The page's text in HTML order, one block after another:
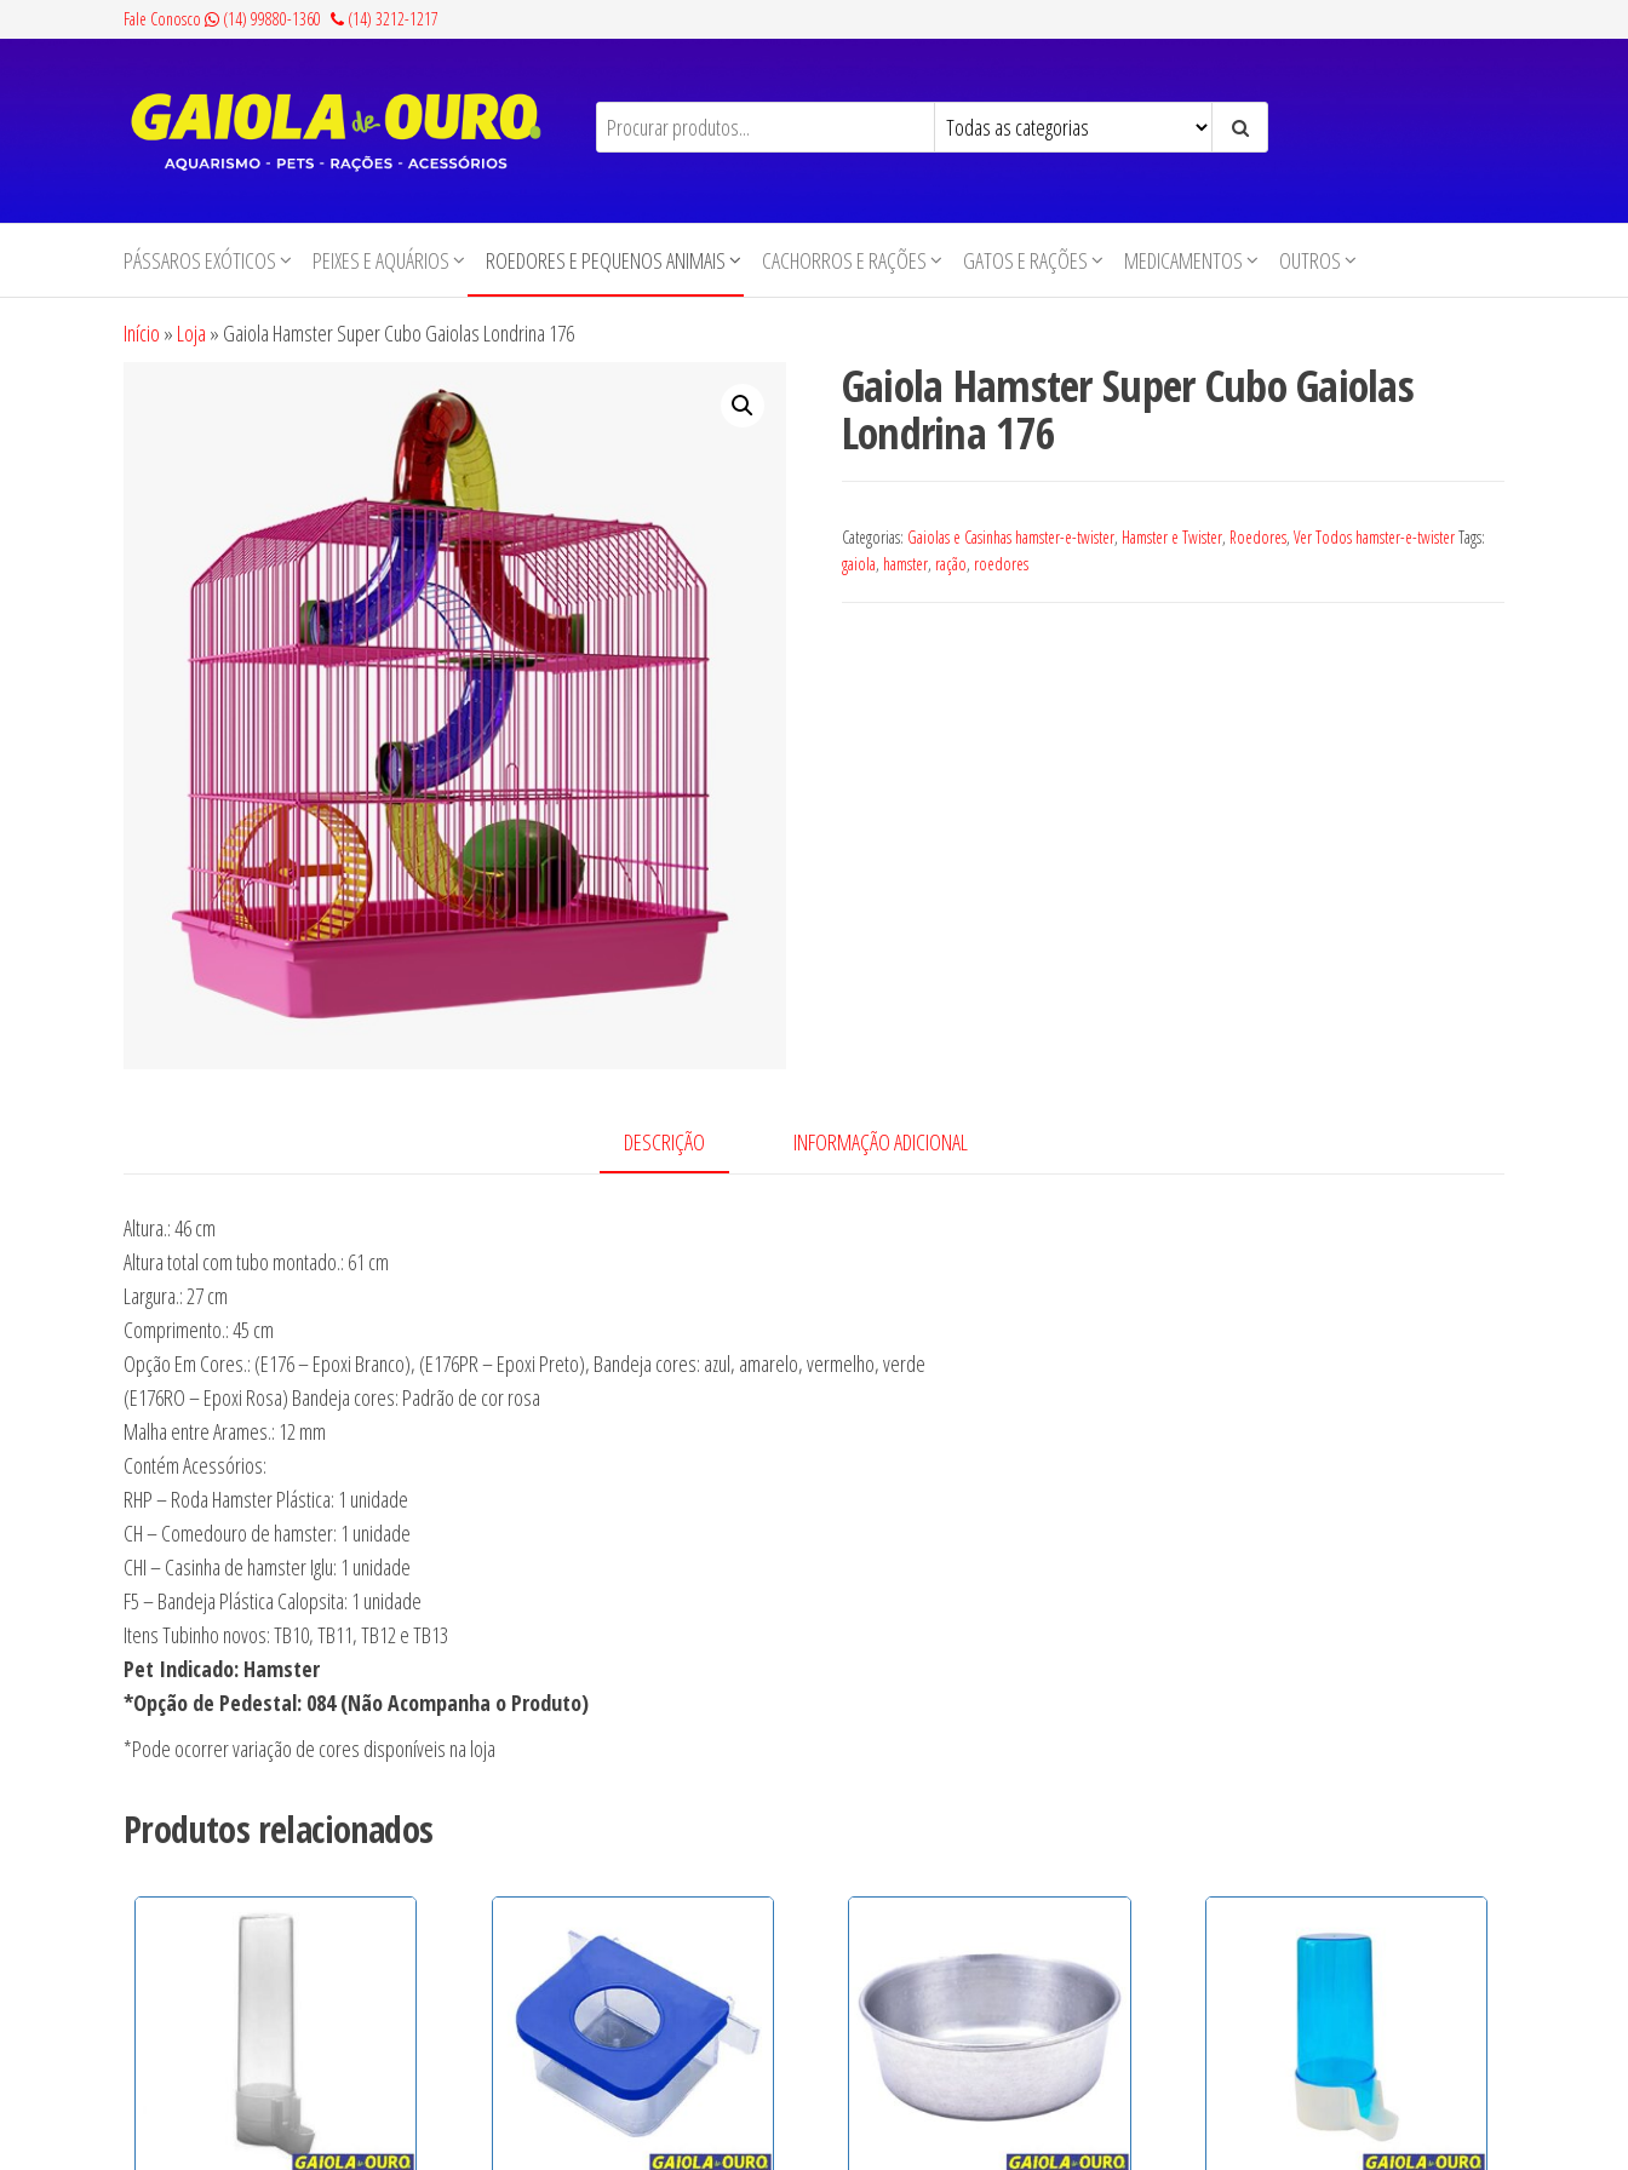
Fale Conosco (14) 99880-1360 (14) 3212-1217
de
Ouro
Pets,
Rações e
PÁSSAROS EXÓTICOS PEIXES E AQUÁRIOS ROEDORES E PEQUENOS ANIMAIS CACHORROS E RAÇÕES GATOS E RAÇÕES MEDICAMENTOS OUTROS
Início » Loja » Gaiola Hamster Super Cubo Gaiolas Londrina 176
Gaiola Hamster Super Cubo Gaiolas
Londrina 176
Categorias: Gaiolas e Casinhas hamster-e-twister, Hamster e Twister, Roedores, Ver Todos hamster-e-twisterTags:
gaiola, hamster, ração, roedores
DESCRIÇÃO INFORMAÇÃO ADICIONAL
Altura.: 46 cm
Altura total com tubo montado.: 61 cm
Largura.: 27 cm
Comprimento.: 45 cm
Opção Em Cores.: (E176 – Epoxi Branco), (E176PR – Epoxi Preto), Bandeja cores: azul, amarelo, vermelho, verde
(E176RO – Epoxi Rosa) Bandeja cores: Padrão de cor rosa
Malha entre Arames.: 12 mm
Contém Acessórios:
RHP – Roda Hamster Plástica: 1 unidade
CH – Comedouro de hamster: 1 unidade
CHI – Casinha de hamster Iglu: 1 unidade
F5 – Bandeja Plástica Calopsita: 1 unidade
Itens Tubinho novos: TB10, TB11, TB12 e TB13
Pet Indicado: Hamster
*Opção de Pedestal: 084 (Não Acompanha o Produto)
*Pode ocorrer variação de cores disponíveis na loja
Produtos relacionados